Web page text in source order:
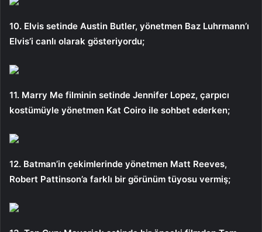
10. Elvis setinde Austin Butler, yönetmen Baz Luhrmann’ı
Elvis’i canlı olarak gösteriyordu;
11. Marry Me filminin setinde Jennifer Lopez, çarpıcı
kostümüyle yönetmen Kat Coiro ile sohbet ederken;
12. Batman’in çekimlerinde yönetmen Matt Reeves,
Robert Pattinson’a farklı bir görünüm tüyosu vermiş;